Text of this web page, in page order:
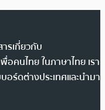
รเกี่ยวกับ
อคนไทย ในภาษาไทย เรา
อร์ดต่างประเทศและนำมา